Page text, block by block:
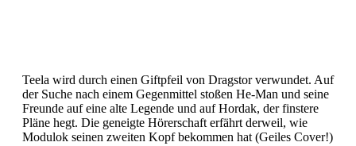
Teela wird durch einen Giftpfeil von Dragstor verwundet. Auf
der Suche nach einem Gegenmittel stoßen He-Man und seine
Freunde auf eine alte Legende und auf Hordak, der finstere
Pläne hegt. Die geneigte Hörerschaft erfährt derweil, wie
Modulok seinen zweiten Kopf bekommen hat (Geiles Cover!)